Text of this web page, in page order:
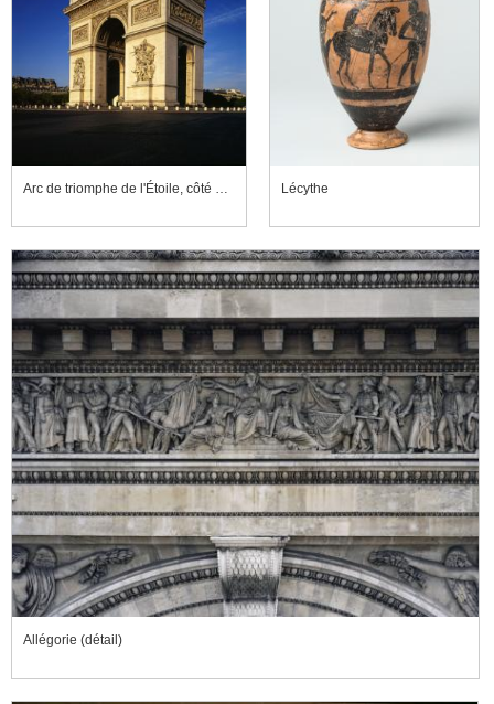
Arc de triomphe de l'Étoile, côté nord-est, depuis l'avenue de Friedland Lécythe
Allégorie (détail)